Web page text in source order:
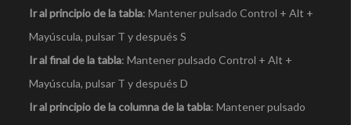
Ir al principio de la tabla: Mantener pulsado Control + Alt +
Mayúscula, pulsar T y después S
Ir al final de la tabla: Mantener pulsado Control + Alt +
Mayúscula, pulsar T y después D
Ir al principio de la columna de la tabla: Mantener pulsado